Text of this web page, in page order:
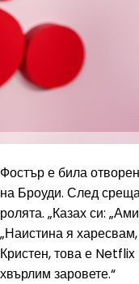
Фостър е била
на Броуди. След
ролята. „Казах си:
„Наистина я
Кристен, това е
хвърлим заровете.“